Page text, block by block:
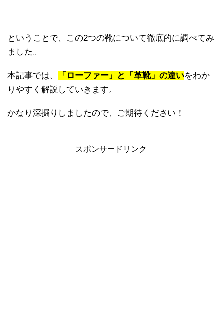
ということで、この2つの靴について徹底的に調べてみ
ました。
本記事では、 「ローファー」と「革靴」の違いをわか
りやすく解説していきます。
かなり深掘りしましたので、ご期待ください！
スポンサードリンク